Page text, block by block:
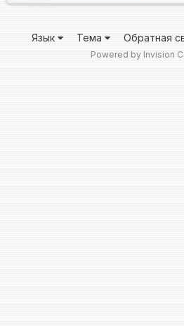
Язык Тема Обратная
Powered by Invision